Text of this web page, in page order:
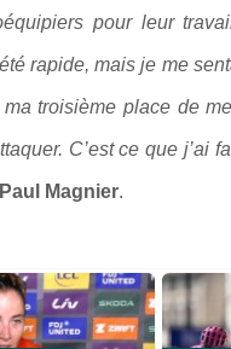
pour leur
rapide, mais je me
troisième place de
C’est ce que j’ai
Paul Magnier.